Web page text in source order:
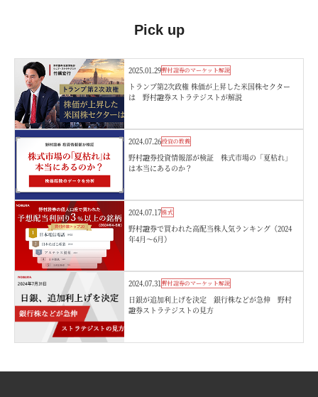
Pick up
2025.01.29野村證券のマーケット解説
トランプ第2次政権 株価が上昇した米国株セクター
は 野村證券ストラテジストが解説
2024.07.26投資の教養
野村證券投資情報部が検証 株式市場の「夏枯れ」
は本当にあるのか？
2024.07.17株式
野村證券で買われた高配当株人気ランキング（2024
年4月～6月）
2024.07.31野村證券のマーケット解説
日銀が追加利上げを決定 銀行株などが急伸 野村
證券ストラテジストの見方